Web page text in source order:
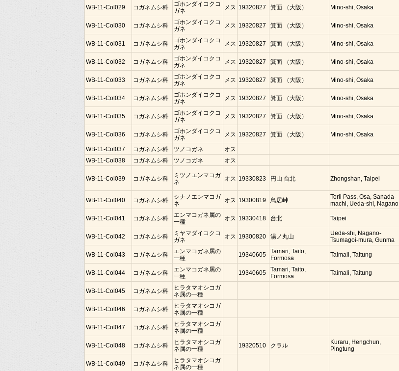
WB-11-Col029 コガネムシ科
ゴホンダイコクコ
ガネ
メス 19320827 箕面 （大阪） Mino-shi, Osaka
WB-11-Col030 コガネムシ科
ゴホンダイコクコ
ガネ
メス 19320827 箕面 （大阪） Mino-shi, Osaka
WB-11-Col031 コガネムシ科
ゴホンダイコクコ
ガネ
メス 19320827 箕面 （大阪） Mino-shi, Osaka
WB-11-Col032 コガネムシ科
ゴホンダイコクコ
ガネ
メス 19320827 箕面 （大阪） Mino-shi, Osaka
WB-11-Col033 コガネムシ科
ゴホンダイコクコ
ガネ
メス 19320827 箕面 （大阪） Mino-shi, Osaka
WB-11-Col034 コガネムシ科
ゴホンダイコクコ
ガネ
メス 19320827 箕面 （大阪） Mino-shi, Osaka
WB-11-Col035 コガネムシ科
ゴホンダイコクコ
ガネ
メス 19320827 箕面 （大阪） Mino-shi, Osaka
WB-11-Col036 コガネムシ科
ゴホンダイコクコ
ガネ
メス 19320827 箕面 （大阪） Mino-shi, Osaka
WB-11-Col037 コガネムシ科 ツノコガネ オス
WB-11-Col038
コガネムシ科 ツノコガネ オス
WB-11-Col039 コガネムシ科
ミツノエンマコガ
ネ
オス 19330823 円山 台北 Zhongshan, Taipei
WB-11-Col040 コガネムシ科
シナノエンマコガ
ネ
オス 19300819 鳥居峠
Torii Pass, Osa, Sanada-
machi, Ueda-shi, Nagano
WB-11-Col041 コガネムシ科
エンマコガネ属の
一種
オス 19330418 台北 Taipei
WB-11-Col042 コガネムシ科
ミヤマダイコクコ
ガネ
オス 19300820 湯ノ丸山
Ueda-shi, Nagano-
Tsumagoi-mura, Gunma
WB-11-Col043 コガネムシ科
エンマコガネ属の
一種
19340605
Tamari, Taito,
Formosa
Taimali, Taitung
WB-11-Col044 コガネムシ科
エンマコガネ属の
一種
19340605
Tamari, Taito,
Formosa
Taimali, Taitung
WB-11-Col045 コガネムシ科
ヒラタマオシコガ
ネ属の一種
WB-11-Col046 コガネムシ科
ヒラタマオシコガ
ネ属の一種
WB-11-Col047 コガネムシ科
ヒラタマオシコガ
ネ属の一種
WB-11-Col048 コガネムシ科
ヒラタマオシコガ
ネ属の一種
19320510 クラル
Kuraru, Hengchun,
Pingtung
WB-11-Col049 コガネムシ科
ヒラタマオシコガ
ネ属の一種